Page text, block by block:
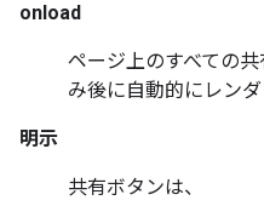
onload
ページ上のすべての
み後に自動的にレンダ
明示
共有ボタンは、